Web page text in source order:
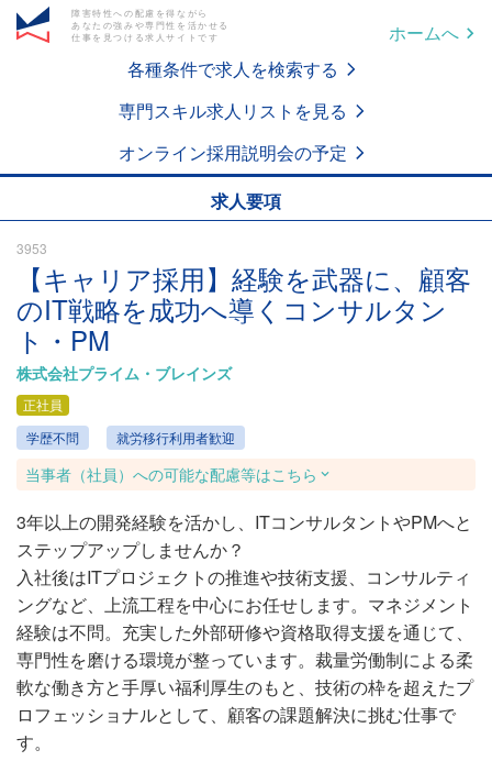
障害特性への配慮を得ながら
あなたの強みや専門性を活かせる
仕事を見つける求人サイトです
ホームへ
各種条件で求人を検索する
専門スキル求人リストを見る
オンライン採用説明会の予定
求人要項
3953
【キャリア採用】経験を武器に、顧客
のIT戦略を成功へ導くコンサルタン
ト・PM
株式会社プライム・ブレインズ
正社員
学歴不問
就労移行利用者歓迎
当事者（社員）への可能な配慮等はこちら
3年以上の開発経験を活かし、ITコンサルタントやPMへと
ステップアップしませんか？
入社後はITプロジェクトの推進や技術支援、コンサルティ
ングなど、上流工程を中心にお任せします。マネジメント
経験は不問。充実した外部研修や資格取得支援を通じて、
専門性を磨ける環境が整っています。裁量労働制による柔
軟な働き方と手厚い福利厚生のもと、技術の枠を超えたプ
ロフェッショナルとして、顧客の課題解決に挑む仕事で
す。